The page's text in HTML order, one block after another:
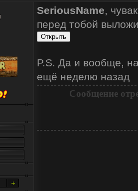
SeriousName,
перед тобой
P.S. Да и вообще,
ещё неделю назад
Сообщение